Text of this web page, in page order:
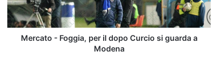
Curcio
si
guarda
Mercato - Foggia, per il dopo Curcio si guarda a
Modena